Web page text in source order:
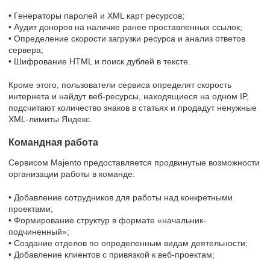
• Генераторы паролей и XML карт ресурсов;
• Аудит доноров на наличие ранее проставленных ссылок;
• Определение скорости загрузки ресурса и анализ ответов
сервера;
• Шифрование HTML и поиск дублей в тексте.
Кроме этого, пользователи сервиса определят скорость
интернета и найдут веб-ресурсы, находящиеся на одном IP,
подсчитают количество знаков в статьях и продадут ненужные
XML-лимиты Яндекс.
Командная работа
Сервисом Majento предоставляется продвинутые возможности
организации работы в команде:
• Добавление сотрудников для работы над конкретными
проектами;
• Формирование структур в формате «начальник-
подчиненный»;
• Создание отделов по определенным видам деятельности;
• Добавление клиентов с привязкой к веб-проектам;